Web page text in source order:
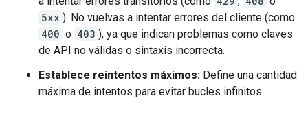
5xx ). No vuelvas a intentar errores del cliente (como
400 o 403 ), ya que indican problemas como claves
de API no válidas o sintaxis incorrecta.
Establece reintentos máximos: Define una cantidad
máxima de intentos para evitar bucles infinitos.